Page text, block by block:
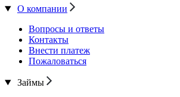
О компании
Вопросы и ответы
Контакты
Внести платеж
Пожаловаться
Займы